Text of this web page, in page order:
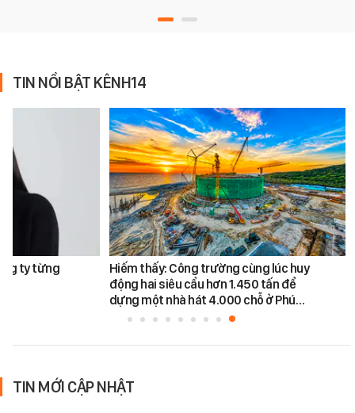
TIN NỔI BẬT KÊNH14
ty từng
Hiếm thấy: Công trường cùng lúc huy
động hai siêu cẩu hơn 1.450 tấn để
dựng một nhà hát 4.000 chỗ ở Phú…
TIN MỚI CẬP NHẬT